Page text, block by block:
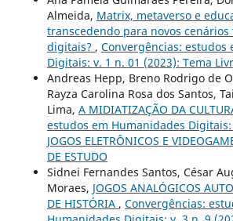
Almeida, Matrix, metaverso e
transcedendo para novos
digitais? , Convergências: estudos
Digitais: v. 1 n. 01 (2023): Tema
Andreas Hepp, Breno Rodrigo de
Rayza Carolina Rosa dos Santos,
Lima, A MIDIATIZAÇÃO DA
estudos em Humanidades Digitais:
JOGOS ELETRÔNICOS E
DE ESTUDO
Sidnei Fernandes Santos, César
Moraes, JOGOS ANALÓGICOS
DE HISTÓRIA , Convergências: